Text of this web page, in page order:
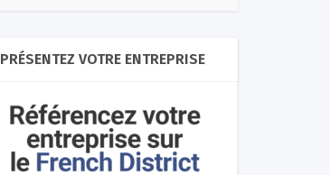
PRÉSENTEZ VOTRE ENTREPRISE